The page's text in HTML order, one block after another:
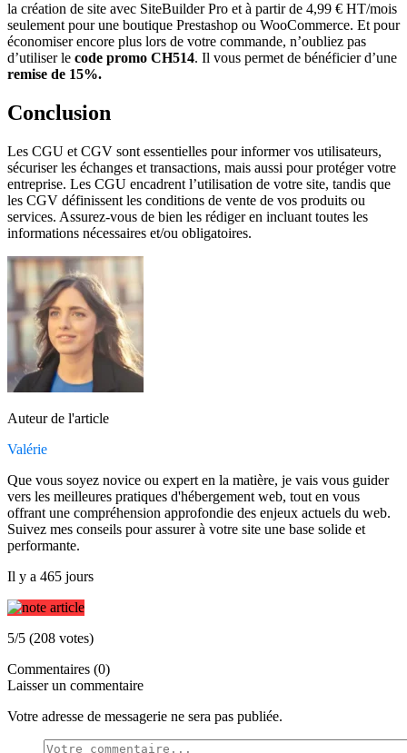
la création de site avec SiteBuilder Pro et à partir de 4,99 € HT/mois
seulement pour une boutique Prestashop ou WooCommerce. Et pour
économiser encore plus lors de votre commande, n’oubliez pas
d’utiliser le code promo CH514. Il vous permet de bénéficier d’une
remise de 15%.
Conclusion
Les CGU et CGV sont essentielles pour informer vos utilisateurs,
sécuriser les échanges et transactions, mais aussi pour protéger votre
entreprise. Les CGU encadrent l’utilisation de votre site, tandis que
les CGV définissent les conditions de vente de vos produits ou
services. Assurez-vous de bien les rédiger en incluant toutes les
informations nécessaires et/ou obligatoires.
Auteur de l'article
Valérie
Que vous soyez novice ou expert en la matière, je vais vous guider
vers les meilleures pratiques d'hébergement web, tout en vous
offrant une compréhension approfondie des enjeux actuels du web.
Suivez mes conseils pour assurer à votre site une base solide et
performante.
Il y a 465 jours
5/5 (208 votes)
Commentaires (0)
Laisser un commentaire
Votre adresse de messagerie ne sera pas publiée.